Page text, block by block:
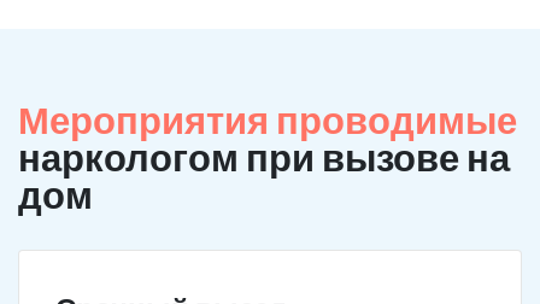
Мероприятия проводимые
наркологом при вызове на
дом